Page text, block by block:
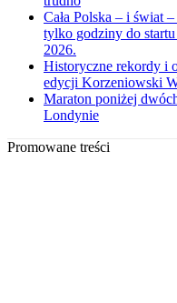
Cała Polska – i świat
tylko godziny do
2026.
Historyczne rekordy i
edycji Korzeniowski
Maraton poniżej
Londynie
Promowane treści